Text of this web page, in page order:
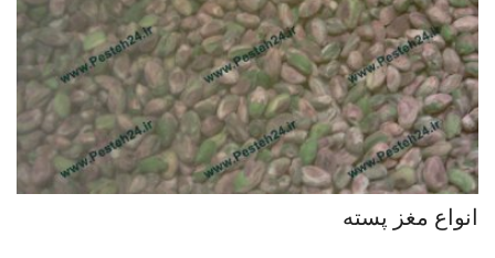
انواع مغز پسته